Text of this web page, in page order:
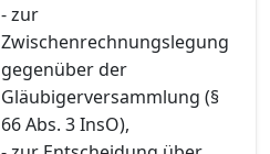
- zur
Zwischenrechnungslegung
gegenüber der
Gläubigerversammlung (§
66 Abs. 3 InsO),